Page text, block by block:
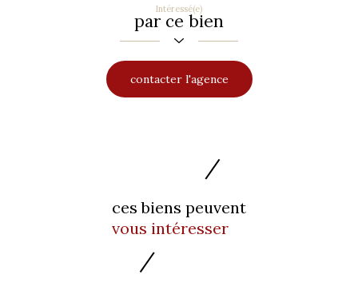
Intéressé(e)
par ce bien
contacter l'agence
ces biens peuvent
vous intéresser